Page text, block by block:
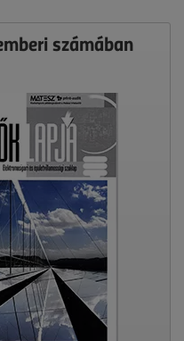
számában